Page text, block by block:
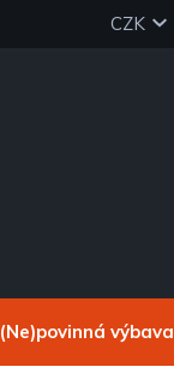
CZK
(Ne)povinná výbava